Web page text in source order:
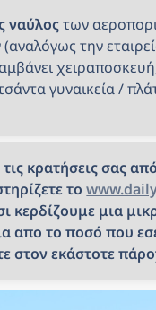
ναύλος των
(αναλόγως την
γυναικεία /
κρατήσεις σας
το
κερδίζουμε μια
απο το ποσό που
στον εκάστοτε